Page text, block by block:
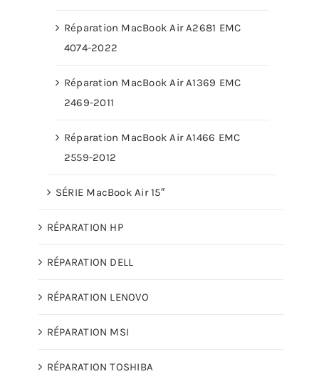
Réparation MacBook Air A2681 EMC
4074-2022
Réparation MacBook Air A1369 EMC
2469-2011
Réparation MacBook Air A1466 EMC
2559-2012
SÉRIE MacBook Air 15″
RÉPARATION HP
RÉPARATION DELL
RÉPARATION LENOVO
RÉPARATION MSI
RÉPARATION TOSHIBA